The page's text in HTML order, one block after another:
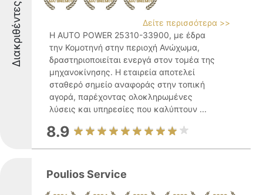
Διακριθέντες
Δείτε περισσότερα >>
Η AUTO POWER 25310-33900, με έδρα
την Κομοτηνή στην περιοχή Ανώχωμα,
δραστηριοποιείται ενεργά στον τομέα της
μηχανοκίνησης. Η εταιρεία αποτελεί
σταθερό σημείο αναφοράς στην τοπική
αγορά, παρέχοντας ολοκληρωμένες
λύσεις και υπηρεσίες που καλύπτουν ...
8.9
Poulios Service